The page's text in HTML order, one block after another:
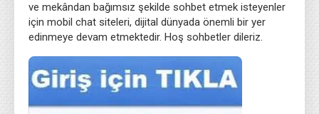
ve mekândan bağımsız şekilde sohbet etmek isteyenler
için mobil chat siteleri, dijital dünyada önemli bir yer
edinmeye devam etmektedir. Hoş sohbetler dileriz.